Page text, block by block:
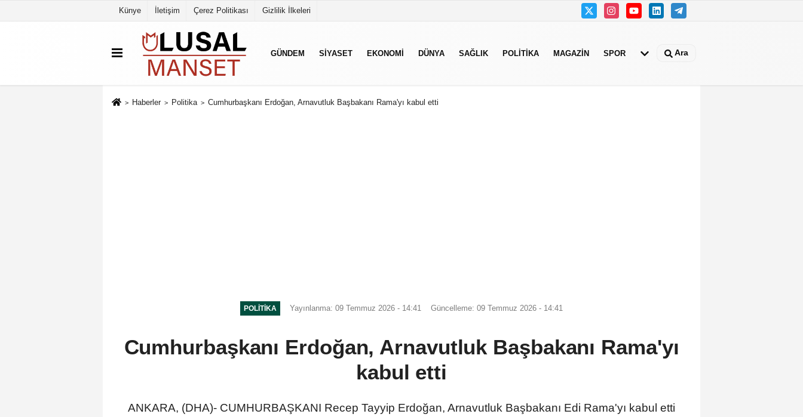
Künye İletişim Çerez Politikası Gizlilik İlkeleri
GÜNDEM SIYASET EKONOMI DÜNYA SAĞLIK POLITIKA MAGAZIN SPOR Ara
Haberler Politika Cumhurbaşkanı Erdoğan, Arnavutluk Başbakanı Rama'yı kabul etti
POLITIKA Yayınlanma: 09 Temmuz 2026 - 14:41 Güncelleme: 09 Temmuz 2026 - 14:41
Cumhurbaşkanı Erdoğan, Arnavutluk Başbakanı Rama'yı
kabul etti
ANKARA, (DHA)- CUMHURBAŞKANI Recep Tayyip Erdoğan, Arnavutluk Başbakanı Edi Rama'yı kabul etti